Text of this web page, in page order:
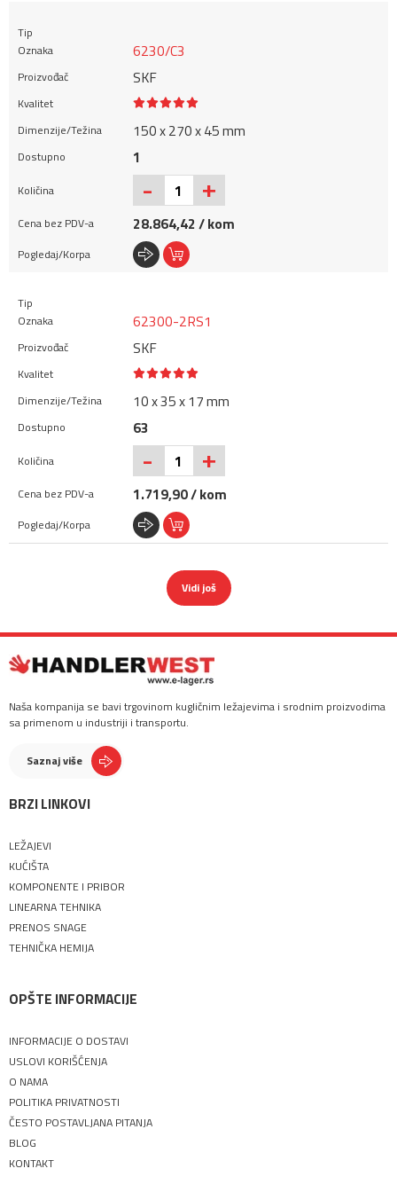
6230/C3
SKF
150 x 270 x 45 mm
1
- +
28.864,42 / kom
62300-2RS1
SKF
10 x 35 x 17 mm
63
- +
1.719,90 / kom
Vidi još
Naša kompanija se bavi trgovinom kugličnim ležajevima i srodnim proizvodima
sa primenom u industriji i transportu.
Saznaj više
BRZI LINKOVI
LEŽAJEVI
KUĆIŠTA
KOMPONENTE I PRIBOR
LINEARNA TEHNIKA
PRENOS SNAGE
TEHNIČKA HEMIJA
OPŠTE INFORMACIJE
INFORMACIJE O DOSTAVI
USLOVI KORIŠĆENJA
O NAMA
POLITIKA PRIVATNOSTI
ČESTO POSTAVLJANA PITANJA
BLOG
KONTAKT